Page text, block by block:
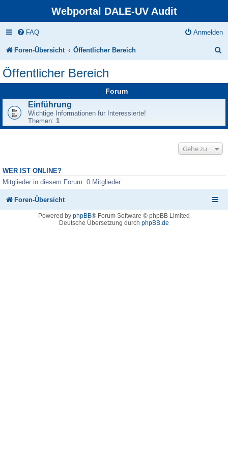
Webportal DALE-UV Audit
FAQ Anmelden
Foren-Übersicht Öffentlicher Bereich
Öffentlicher Bereich
Forum
Einführung
Wichtige Informationen für Interessierte!
Themen: 1
Gehe zu
WER IST ONLINE?
Mitglieder in diesem Forum: 0 Mitglieder
Foren-Übersicht
Powered by phpBB® Forum Software © phpBB Limited
Deutsche Übersetzung durch phpBB.de